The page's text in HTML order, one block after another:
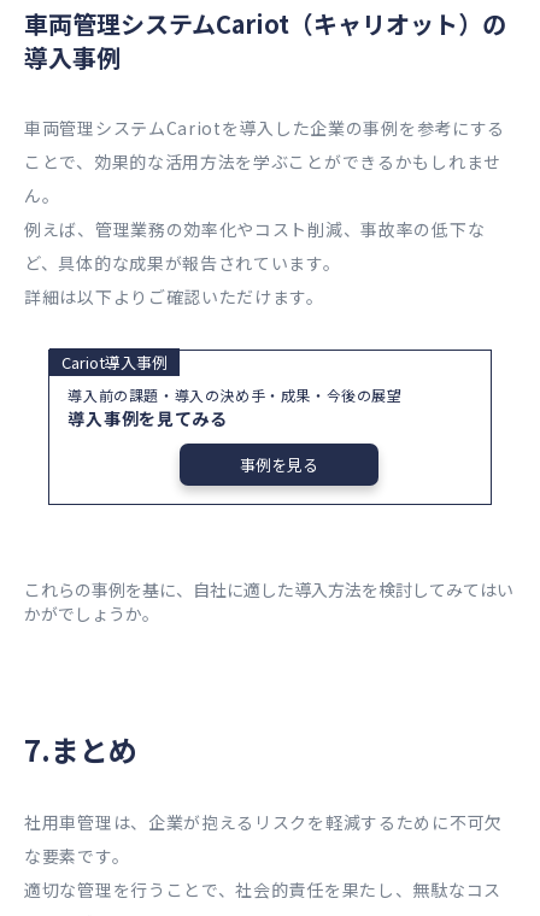
車両管理システムCariot（キャリオット）の
導入事例
車両管理システムCariotを導入した企業の事例を参考にする
ことで、効果的な活用方法を学ぶことができるかもしれませ
ん。
例えば、管理業務の効率化やコスト削減、事故率の低下な
ど、具体的な成果が報告されています。
詳細は以下よりご確認いただけます。
Cariot導入事例
導入前の課題・導入の決め手・成果・今後の展望
導入事例を見てみる
事例を見る
これらの事例を基に、自社に適した導入方法を検討してみてはい
かがでしょうか。
7.まとめ
社用車管理は、企業が抱えるリスクを軽減するために不可欠
な要素です。
適切な管理を行うことで、社会的責任を果たし、無駄なコス